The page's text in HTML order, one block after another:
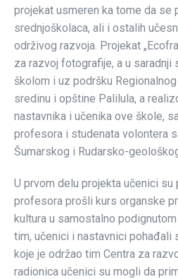
projekat usmeren ka tome da se
srednjoškolaca, ali i ostalih
održivog razvoja. Projekat
za razvoj fotografije, a u saradnji
školom i uz podršku
sredinu i opštine Palilula, a
nastavnika i učenika ove škole,
profesora i studenata volontera
Šumarskog i Rudarsko-
U prvom delu projekta učenici
profesora prošli kurs organske
kultura u samostalno
tim, učenici i nastavnici pohađali
koje je održao tim Centra za
radionica učenici su mogli da